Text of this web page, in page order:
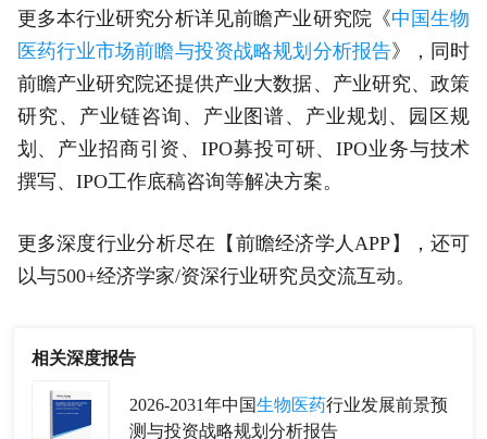
更多本行业研究分析详见前瞻产业研究院《中国生物
医药行业市场前瞻与投资战略规划分析报告》，同时
前瞻产业研究院还提供产业大数据、产业研究、政策
研究、产业链咨询、产业图谱、产业规划、园区规
划、产业招商引资、IPO募投可研、IPO业务与技术
撰写、IPO工作底稿咨询等解决方案。
更多深度行业分析尽在【前瞻经济学人APP】，还可
以与500+经济学家/资深行业研究员交流互动。
相关深度报告
2026-2031年中国生物医药行业发展前景预
测与投资战略规划分析报告